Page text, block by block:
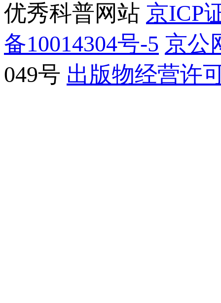
优秀科普网站 京ICP
备10014304号-5 京公
049号 出版物经营许